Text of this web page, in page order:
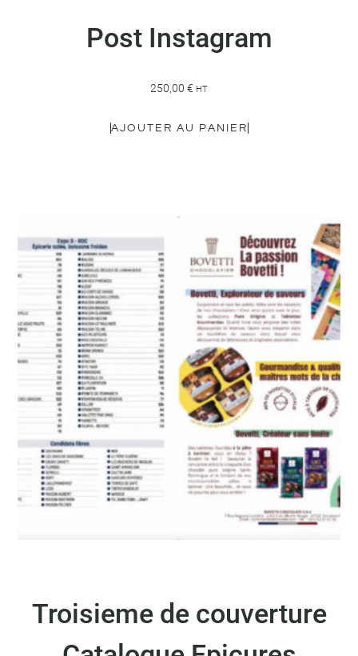
Post Instagram
250,00 € HT
AJOUTER AU PANIER
Troisieme de couverture